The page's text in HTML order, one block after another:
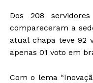
Dos 208
compareceram a
atual chapa teve 92
apenas 01 voto em
Com o lema